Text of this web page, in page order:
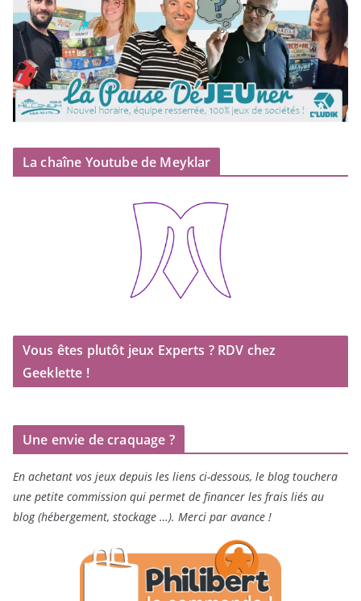
La chaîne Youtube de Meyklar
Vous êtes plutôt jeux Experts ? RDV chez
Geeklette !
Une envie de craquage ?
En achetant vos jeux depuis les liens ci-dessous, le blog touchera
une petite commission qui permet de financer les frais liés au
blog (hébergement, stockage …). Merci par avance !